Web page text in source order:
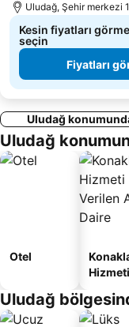
Uludağ, Şehir merkezi
Kesin fiyatları
seçin
Fiyatları
Uludağ
Uludağ
Otel
Hizmeti
Apart
Daire
Uludağ